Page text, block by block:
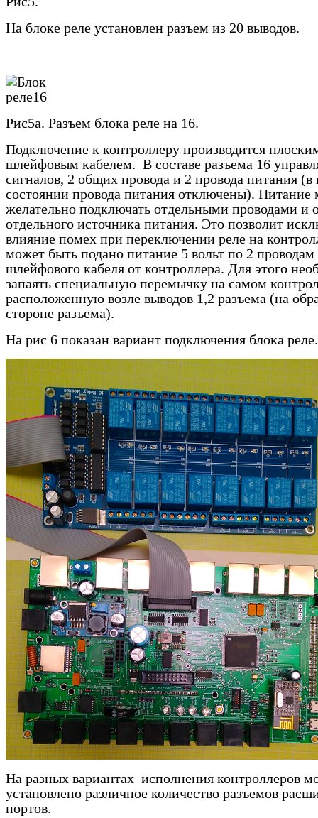
На блоке реле установлен разъем из 20 выводов.
Рис5а. Разъем блока реле на 16.
Подключение к контроллеру производится
шлейфовым кабелем. В составе разъема 16
сигналов, 2 общих провода и 2 провода питания (в
состоянии провода питания отключены). Питание
желательно подключать отдельными проводами и
отдельного источника питания. Это позволит
влияние помех при переключении реле на
может быть подано питание 5 вольт по 2 проводам
шлейфового кабеля от контроллера. Для этого
запаять специальную перемычку на самом
расположенную возле выводов 1,2 разъема (на
стороне разъема).
На рис 6 показан вариант подключения блока реле.
На разных вариантах исполнения контроллеров
установлено различное количество разъемов
портов.